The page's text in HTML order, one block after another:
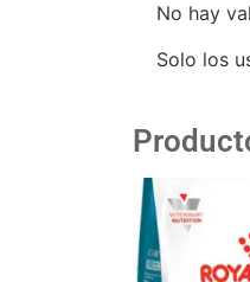
No hay
Solo los